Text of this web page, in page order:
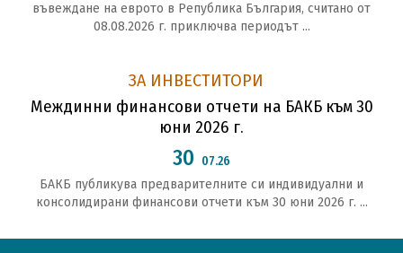
въвеждане на еврото в Република България, считано от
08.08.2026 г. приключва периодът ...
ЗА ИНВЕСТИТОРИ
Междинни финансови отчети на БАКБ към 30
юни 2026 г.
30 07.26
БАКБ публикува предварителните си индивидуални и
консолидирани финансови отчети към 30 юни 2026 г. ...